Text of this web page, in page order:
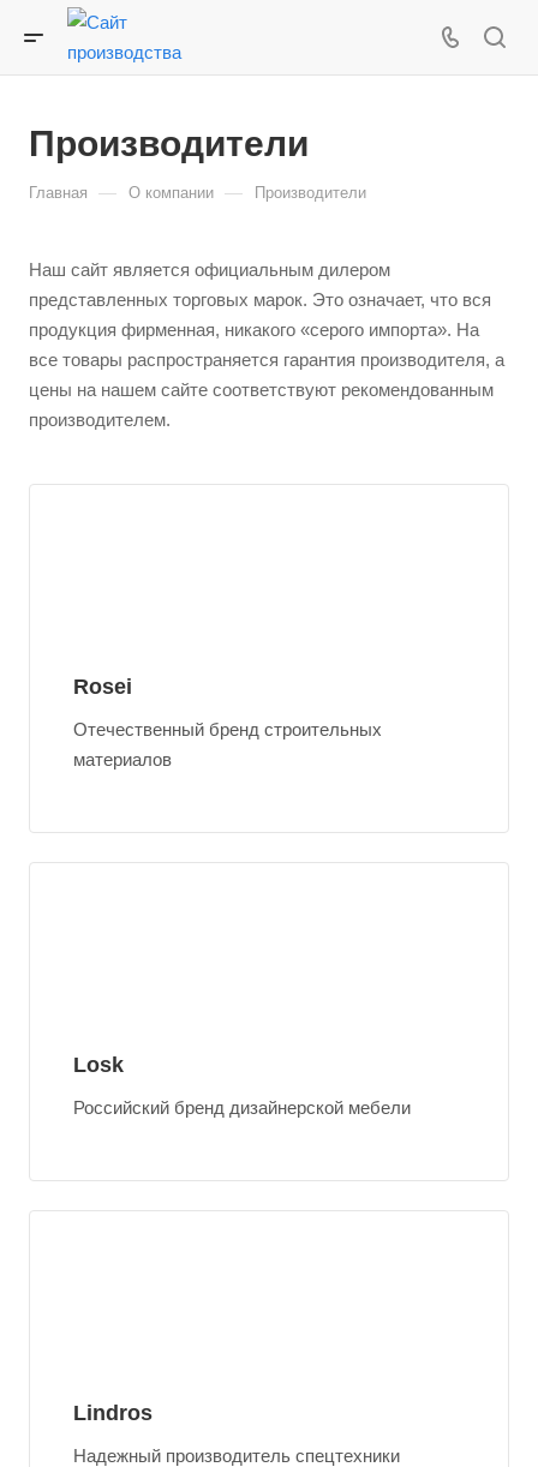
Производители
Главная — О компании — Производители
Наш сайт является официальным дилером
представленных торговых марок. Это означает, что вся
продукция фирменная, никакого «серого импорта». На
все товары распространяется гарантия производителя, а
цены на нашем сайте соответствуют рекомендованным
производителем.
Rosei
Отечественный бренд строительных
материалов
Losk
Российский бренд дизайнерской мебели
Lindros
Надежный производитель спецтехники